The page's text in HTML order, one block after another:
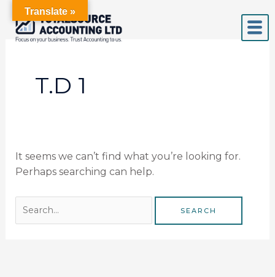
content
T.D 1
It seems we can’t find what you’re looking for.
Perhaps searching can help.
Search
for:
Translate »